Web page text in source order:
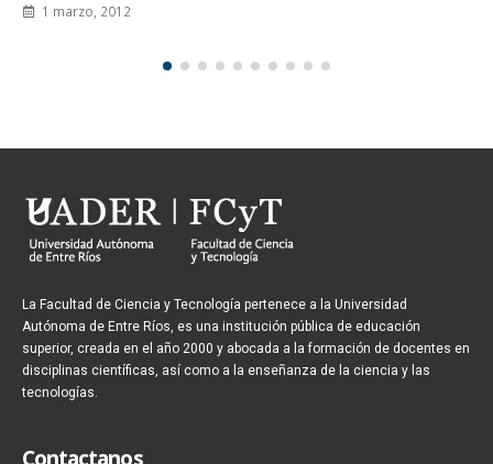
1 marzo, 2012
La Facultad de Ciencia y Tecnología pertenece a la Universidad
Autónoma de Entre Ríos, es una institución pública de educación
superior, creada en el año 2000 y abocada a la formación de docentes en
disciplinas científicas, así como a la enseñanza de la ciencia y las
tecnologías.